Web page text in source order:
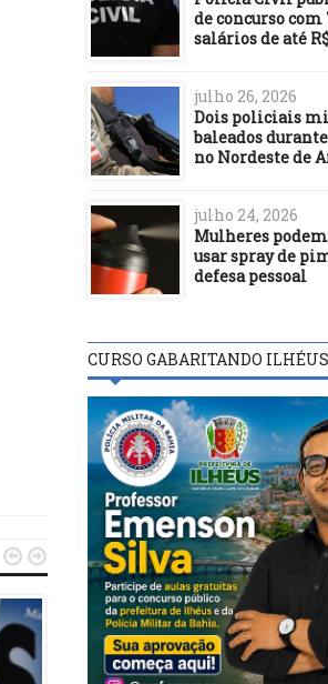
 
de concurso com
salários de até
julho 26, 2026
Dois policiais
baleados
no Nordeste de
julho 24, 2026
Mulheres
usar spray de
defesa pessoal
CURSO GABARITANDO ILHÉUS